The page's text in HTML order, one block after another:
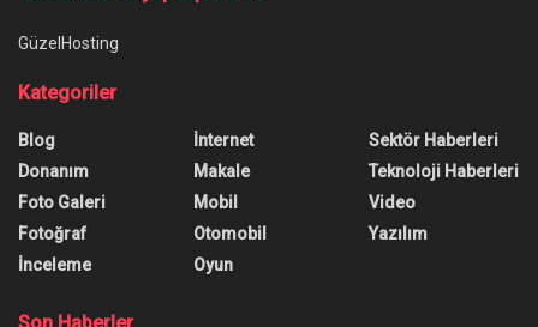
alıyor
Electronic Arts, Codemasters
oyununu 1,2 milyar dolara satın
alıyor